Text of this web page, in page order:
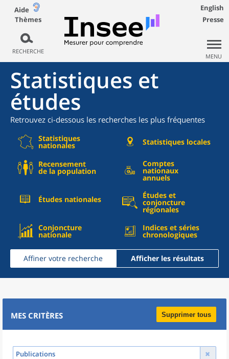
Aide
Thèmes
RECHERCHE
English
Presse
MENU
Statistiques et
études
Retrouvez ci-dessous les recherches les plus fréquentes
Statistiques
nationales Statistiques locales
Recensement
de la population
Comptes
nationaux
annuels
Études nationales Études et
conjoncture
régionales
Conjoncture
nationale
Indices et séries
chronologiques
Affiner votre recherche Afficher les résultats
MES CRITÈRES Supprimer tous
Publications